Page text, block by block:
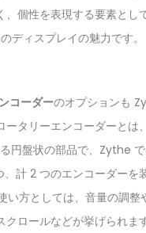
、個性を表現する要素とし
ディスプレイの魅力です。
コーダーのオプションも
ータリーエンコーダーとは
円盤状の部品で、Zythe
、計 2 つのエンコーダーを
い方としては、音量の調
クロールなどが挙げられま